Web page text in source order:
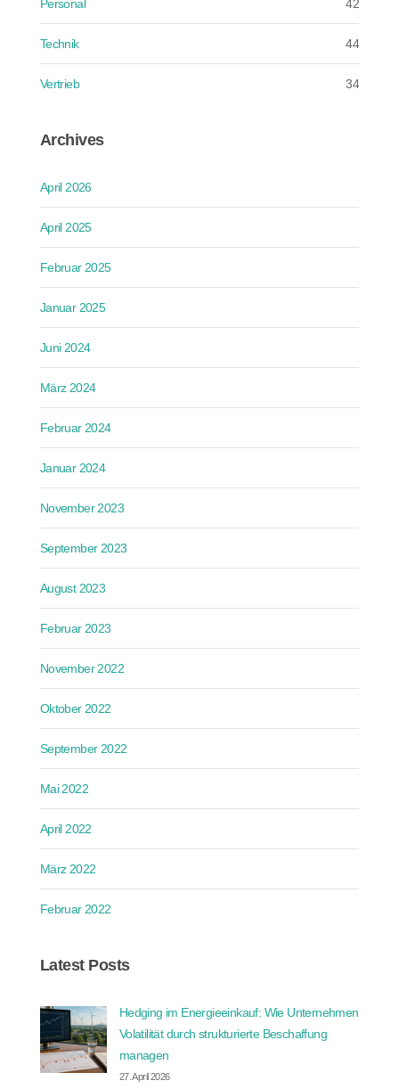
Personal 42
Technik 44
Vertrieb 34
Archives
April 2026
April 2025
Februar 2025
Januar 2025
Juni 2024
März 2024
Februar 2024
Januar 2024
November 2023
September 2023
August 2023
Februar 2023
November 2022
Oktober 2022
September 2022
Mai 2022
April 2022
März 2022
Februar 2022
Latest Posts
Hedging im Energieeinkauf: Wie Unternehmen
Volatilität durch strukturierte Beschaffung
managen
27. April 2026